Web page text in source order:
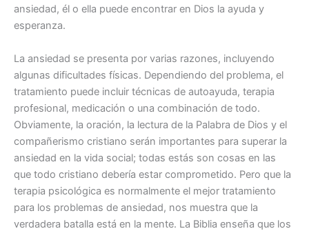
ansiedad, él o ella puede encontrar en Dios la ayuda y
esperanza.
La ansiedad se presenta por varias razones, incluyendo
algunas dificultades físicas. Dependiendo del problema, el
tratamiento puede incluir técnicas de autoayuda, terapia
profesional, medicación o una combinación de todo.
Obviamente, la oración, la lectura de la Palabra de Dios y el
compañerismo cristiano serán importantes para superar la
ansiedad en la vida social; todas estás son cosas en las
que todo cristiano debería estar comprometido. Pero que la
terapia psicológica es normalmente el mejor tratamiento
para los problemas de ansiedad, nos muestra que la
verdadera batalla está en la mente. La Biblia enseña que los